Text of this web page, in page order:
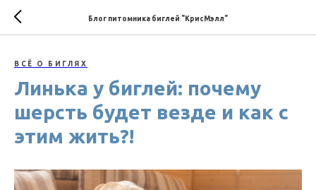
Блог питомника биглей "КрисМэлл"
ВСЁ О БИГЛЯХ
Линька у биглей: почему
шерсть будет везде и как с
этим жить?!